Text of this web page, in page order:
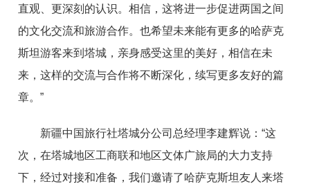
直观、更深刻的认识。相信，这将进一步促进两国之间
的文化交流和旅游合作。也希望未来能有更多的哈萨克
斯坦游客来到塔城，亲身感受这里的美好，相信在未
来，这样的交流与合作将不断深化，续写更多友好的篇
章。”
新疆中国旅行社塔城分公司总经理李建辉说 ：“这
次，在塔城地区工商联和地区文体广旅局的大力支持
下，经过对接和准备，我们邀请了哈萨克斯坦友人来塔